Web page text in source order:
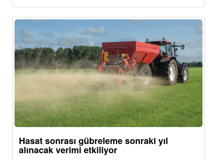
Hasat sonrası gübreleme sonraki yıl
alınacak verimi etkiliyor